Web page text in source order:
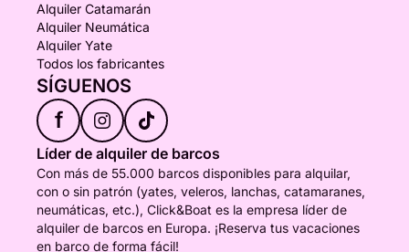
Alquiler Catamarán
Alquiler Neumática
Alquiler Yate
Todos los fabricantes
SÍGUENOS
f
Líder de alquiler de barcos
Con más de 55.000 barcos disponibles para alquilar,
con o sin patrón (yates, veleros, lanchas, catamaranes,
neumáticas, etc.), Click&Boat es la empresa líder de
alquiler de barcos en Europa. ¡Reserva tus vacaciones
en barco de forma fácil!